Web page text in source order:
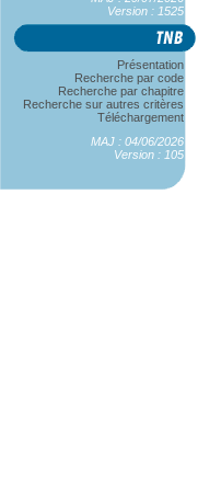
Version : 1525
Présentation
Recherche par code
Recherche par chapitre
Recherche sur autres critères
Téléchargement
MAJ : 04/06/2026
Version : 105